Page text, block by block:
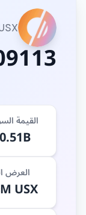
القيمة
العرض
USX